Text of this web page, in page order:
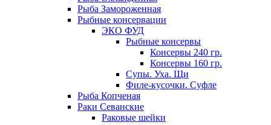
Рыба Замороженная
Рыбные консервации
ЭКО ФУД
Рыбные консервы
Консервы 240 гр.
Консервы 160 гр.
Супы. Уха. Щи
Филе-кусочки. Суфле
Рыба Копченая
Раки Севанские
Раковые шейки